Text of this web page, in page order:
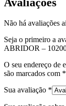
Avaliações
Não há avaliações
Seja o primeiro a
ABRIDOR –
O seu endereço de
são marcados com *
Sua avaliação *